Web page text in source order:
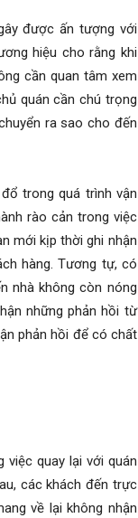
được ấn tượng với
hiệu cho rằng khi
cần quan tâm xem
quán cần chú trọng
ra sao cho đến
trong quá trình vận
rào cản trong việc
mới kịp thời ghi nhận
hàng. Tương tự, có
nhà không còn nóng
những phản hồi từ
phản hồi để có chất
việc quay lại với quán
các khách đến trực
về lại không nhận